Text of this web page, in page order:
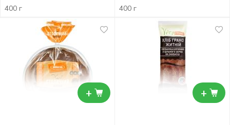
400 г 400 г
+ +